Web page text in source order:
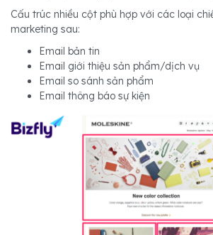
Cấu trúc nhiều cột phù hợp với các loại
marketing sau:
Email bản tin
Email giới thiệu sản phẩm/dịch vụ
Email so sánh sản phẩm
Email thông báo sự kiện